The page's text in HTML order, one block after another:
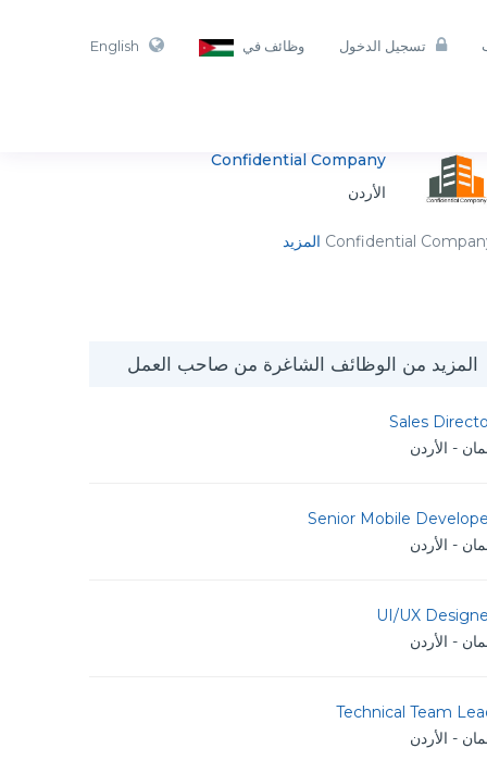
تسجيل الدخول وظائف في English
Confidential Company
الأردن
Confidential المزيد
المزيد من الوظائف الشاغرة من صاحب العمل
Sales
- الأردن
Senior Mobile
- الأردن
UI/UX
- الأردن
Technical Team
- الأردن